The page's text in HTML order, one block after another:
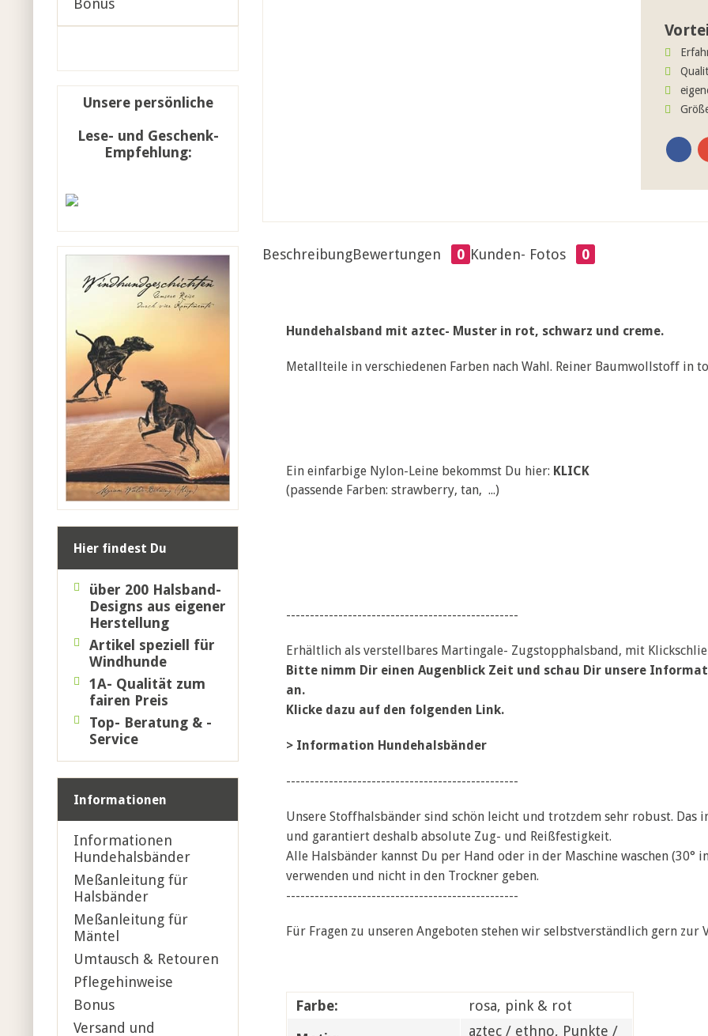
Bonus
Unsere persönliche
Lese- und Geschenk-
Empfehlung:
Hier findest Du
über 200 Halsband-
Designs aus eigener
Herstellung
Artikel speziell für
Windhunde
1A- Qualität zum
fairen Preis
Top- Beratung & -
Service
Informationen
Informationen
Hundehalsbänder
Meßanleitung für
Halsbänder
Meßanleitung für
Mäntel
Umtausch & Retouren
Pflegehinweise
Bonus
Versand und
BeschreibungBewertungen 0 Kunden- Fotos 0
Hundehalsband mit aztec- Muster in rot, schwarz und creme.
Metallteile in verschiedenen Farben nach Wahl. Reiner Baumwollstoff in
Ein einfarbige Nylon-Leine bekommst Du hier: KLICK
(passende Farben: strawberry, tan, ...)
-------------------------------------------------
Erhältlich als verstellbares Martingale- Zugstopphalsband, mit
Bitte nimm Dir einen Augenblick Zeit und schau Dir unsere
an.
Klicke dazu auf den folgenden Link.
> Information Hundehalsbänder
-------------------------------------------------
Unsere Stoffhalsbänder sind schön leicht und trotzdem sehr robust. Das
und garantiert deshalb absolute Zug- und Reißfestigkeit.
Alle Halsbänder kannst Du per Hand oder in der Maschine waschen (30°
verwenden und nicht in den Trockner geben.
-------------------------------------------------
Für Fragen zu unseren Angeboten stehen wir selbstverständlich gern zur
Farbe:
rosa, pink & rot
aztec / ethno, Punkte /